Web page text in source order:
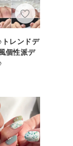
トレンドデ
個性派デ